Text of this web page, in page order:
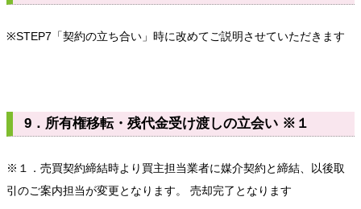
※STEP7「契約の立ち合い」時に改めてご説明させていただきます
9．所有権移転・残代金受け渡しの立会い ※１
※１．売買契約締結時より買主担当業者に媒介契約と締結、以後取
引のご案内担当が変更となります。 売却完了となります